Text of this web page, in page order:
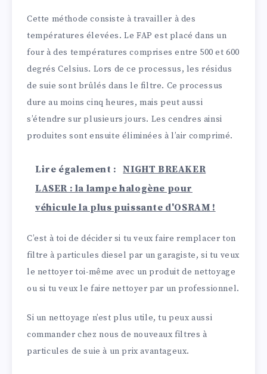
Cette méthode consiste à travailler à des
températures élevées. Le FAP est placé dans un
four à des températures comprises entre 500 et 600
degrés Celsius. Lors de ce processus, les résidus
de suie sont brûlés dans le filtre. Ce processus
dure au moins cinq heures, mais peut aussi
s’étendre sur plusieurs jours. Les cendres ainsi
produites sont ensuite éliminées à l’air comprimé.
Lire également :
NIGHT BREAKER
LASER : la lampe halogène pour
véhicule la plus puissante d'OSRAM !
C’est à toi de décider si tu veux faire remplacer ton
filtre à particules diesel par un garagiste, si tu veux
le nettoyer toi-même avec un produit de nettoyage
ou si tu veux le faire nettoyer par un professionnel.
Si un nettoyage n’est plus utile, tu peux aussi
commander chez nous de nouveaux filtres à
particules de suie à un prix avantageux.